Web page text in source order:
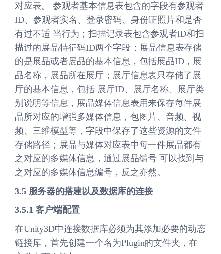
对应表。 参观者基本信息表包含的字段有参观者
ID、参观者实名、登录密码、身份证照片和是否
有过不适 当行为；扫描记录表包含参观者ID和扫
描过的展品特征码ID两个字段；展品信息表存储
的是展品或者展品的基本信息，包括展品ID，展
品名称，展品所在展厅；展厅信息表只存储了展
厅的基本信息，包括 展厅ID、展厅名称、展厅类
别说明等信息；展品媒体信息表用来保存每件展
品所对应的增强多媒体信息，包图片、音频、视
频、三维模型等，字段中保存了这些资源的文件
存储路径；展品与媒体对应表中每一件展品都有
之对应的多媒体信息，通过展品编号 可以找到与
之对应的多媒体信息编号，反之亦然。
3.5 服务器的搭建以及数据库的连接
3.5.1 客户端配置
在Unity3D中连接数据库必须为其添加必要的动态
链接库，首先创建一个名为Plugin的文件夹，在